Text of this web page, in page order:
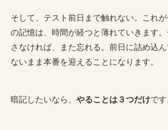
そして、テスト前日まで触れない。これ
の記憶は、時間が経つと薄れていきます
さなければ、また忘れる。前日に詰め込
ないまま本番を迎えることになります。
暗記したいなら、やることは３つだけです